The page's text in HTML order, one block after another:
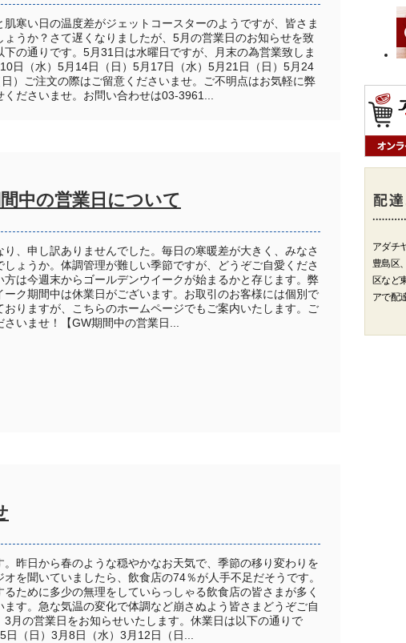
肌寒い日の温度差がジェットコースターのようですが、皆さま
ょうか？さて遅くなりましたが、5月の営業日のお知らせを致
下の通りです。5月31日は水曜日ですが、月末の為営業致しま
日（水）5月14日（日）5月17日（水）5月21日（日）5月24
）ご注文の際はご留意くださいませ。ご不明点はお気軽に弊
ださいませ。お問い合わせは03-3961...
中の営業日について
り、申し訳ありませんでした。毎日の寒暖差が大きく、みなさ
しょうか。体調管理が難しい季節ですが、どうぞご自愛くださ
方は今週末からゴールデンウイークが始まるかと存じます。弊
ーク期間中は休業日がございます。お取引のお客様には個別で
おりますが、こちらのホームページでもご案内いたします。ご
さいませ！【GW期間中の営業日...
。昨日から春のような穏やかなお天気で、季節の移り変わりを
を聞いていましたら、飲食店の74％が人手不足だそうです。
るために多少の無理をしていらっしゃる飲食店の皆さまが多く
ます。急な気温の変化で体調など崩さぬよう皆さまどうぞご自
3月の営業日をお知らせいたします。休業日は以下の通りで
日（日）3月8日（水）3月12日（日...
アダチ
豊島区
区など
アで配